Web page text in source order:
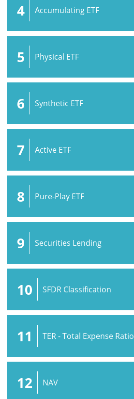
4 Accumulating ETF
5 Physical ETF
6 Synthetic ETF
7 Active ETF
8 Pure-Play ETF
9 Securities Lending
10 SFDR Classification
11 TER - Total Expense Ratio
12 NAV